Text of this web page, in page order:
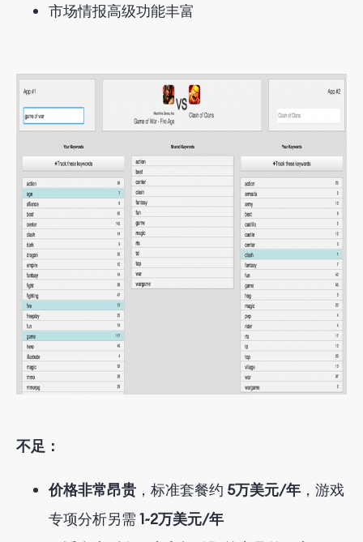
市场情报高级功能丰富
不足 ：
价格非常昂贵 ，标准套餐约 5万美元/年 ，游戏
专项分析另需1~2万美元/年